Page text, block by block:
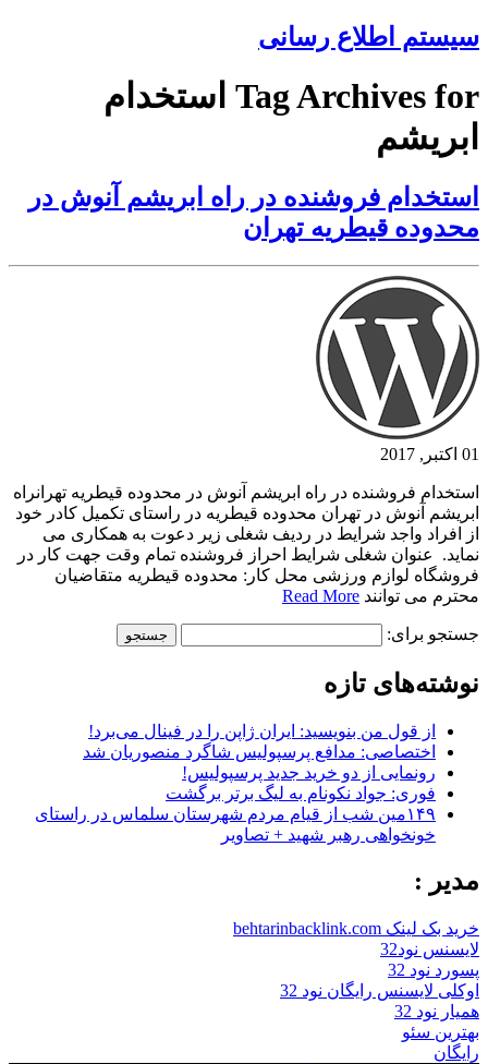
سیستم اطلاع رسانی
Tag Archives for استخدام
ابریشم
استخدام فروشنده در راه ابریشم آنوش در
محدوده قیطریه تهران
01 اکتبر, 2017
استخدام فروشنده در راه ابریشم آنوش در محدوده قیطریه تهرانراه
ابریشم آنوش در تهران محدوده قیطریه در راستای تکمیل کادر خود
از افراد واجد شرایط در ردیف شغلی زیر دعوت به همکاری می
نماید. عنوان شغلی شرایط احراز فروشنده تمام وقت جهت کار در
فروشگاه لوازم ورزشی محل کار: محدوده قیطریه متقاضیان
محترم می توانند Read More
جستجو برای:
نوشته‌های تازه
از قول من بنویسید: ایران ژاپن را در فینال می‌برد!
اختصاصی: مدافع پرسپولیس شاگرد منصوریان شد
رونمایی از دو خرید جدید پرسپولیس!
فوری: جواد نکونام به لیگ برتر برگشت
۱۴۹مین شب از قیام مردم شهرستان سلماس در راستای
خونخواهی رهبر شهید + تصاویر
مدیر :
خرید بک لینک behtarinbacklink.com
لایسنس نود32
پسورد نود 32
اوکلی لایسنس رایگان نود 32
همیار نود 32
بهترین سئو
رایگان